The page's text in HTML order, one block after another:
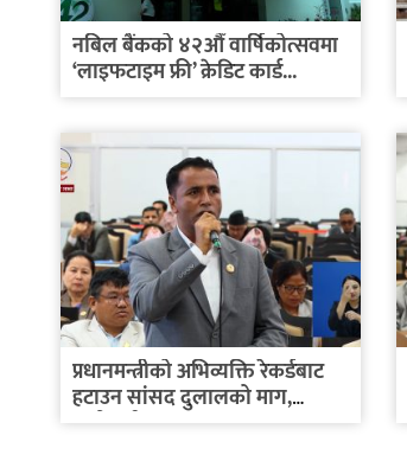
नबिल बैंकको ४२औँ वार्षिकोत्सवमा
‘लाइफटाइम फ्री’ क्रेडिट कार्ड...
प्रधानमन्त्रीको अभिव्यक्ति रेकर्डबाट
हटाउन सांसद दुलालको माग,